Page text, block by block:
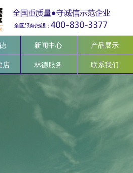
新闻中心 产品展示
店 林德服务 联系我们